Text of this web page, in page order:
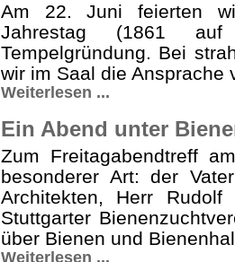
Am 22. Juni feierten
Jahrestag (1861 auf
Tempelgründung. Bei
wir im Saal die Ansprache
Weiterlesen ...
Ein Abend unter
Zum Freitagabendtreff
besonderer Art: der
Architekten, Herr
Stuttgarter
über Bienen und
Weiterlesen ...